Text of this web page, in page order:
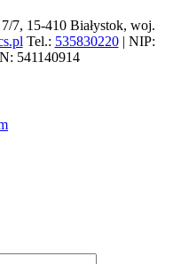
7, 15-410 Białystok, woj.
Tel.: 535830220| NIP:
541140914